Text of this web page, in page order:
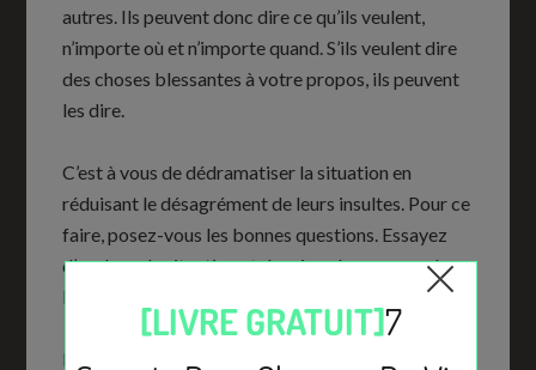
autres. Ils peuvent donc dire ce qu’ils veulent,
n’importe où et n’importe quand. S’ils veulent dire
des choses blessantes à votre propos, ils peuvent
les dire.
C’est à vous de dédramatiser la situation en
réduisant le désagrément de leurs insultes. Pour ce
faire, posez-vous les bonnes questions. Essayez
d’analyser la situation et de mieux la comprendre.
Posez-vous des interrogations…
La première question à vous poser : « Est-ce que la